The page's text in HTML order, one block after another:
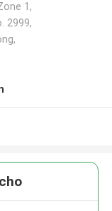
1,
2999,